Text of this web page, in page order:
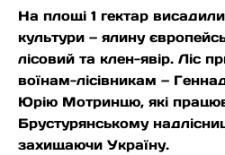
На площі 1 гектар висадили
культури — ялину
лісовий та клен-явір. Ліс
воїнам-лісівникам —
Юрію Мотринцю, які
Брустурянському
захищаючи Україну.